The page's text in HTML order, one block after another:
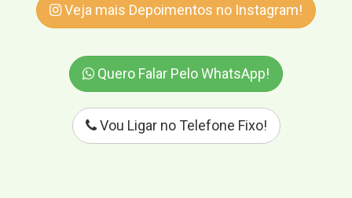
Veja mais Depoimentos no Instagram!
Quero Falar Pelo WhatsApp!
Vou Ligar no Telefone Fixo!